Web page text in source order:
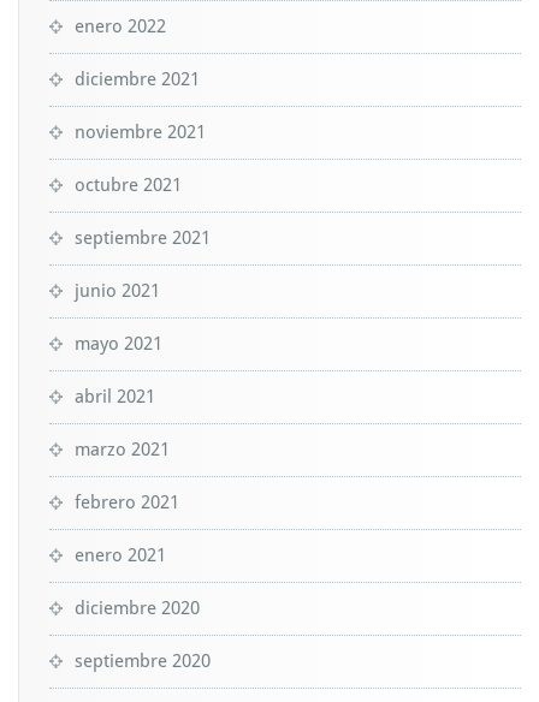
enero 2022
diciembre 2021
noviembre 2021
octubre 2021
septiembre 2021
junio 2021
mayo 2021
abril 2021
marzo 2021
febrero 2021
enero 2021
diciembre 2020
septiembre 2020